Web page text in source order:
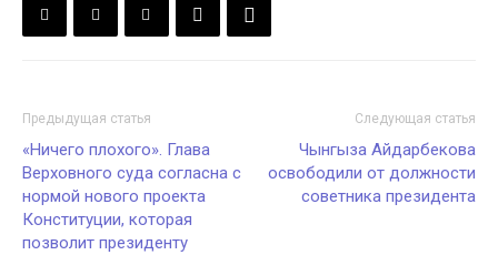
Предыдущая статья
«Ничего плохого». Глава
Верховного суда согласна с
нормой нового проекта
Конституции, которая
позволит президенту
Следующая статья
Чынгыза Айдарбекова
освободили от должности
советника президента